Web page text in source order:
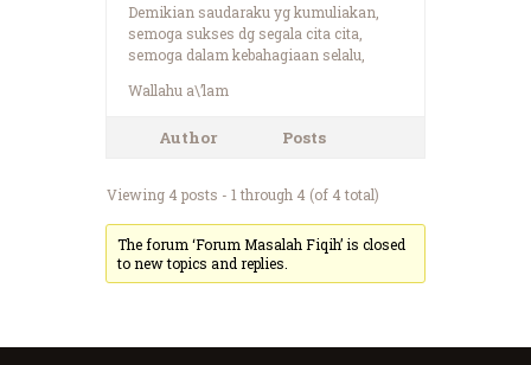
Demikian saudaraku yg kumuliakan,
semoga sukses dg segala cita cita,
semoga dalam kebahagiaan selalu,
Wallahu a\’lam
Author Posts
Viewing 4 posts - 1 through 4 (of 4 total)
The forum ‘Forum Masalah Fiqih’ is closed
to new topics and replies.